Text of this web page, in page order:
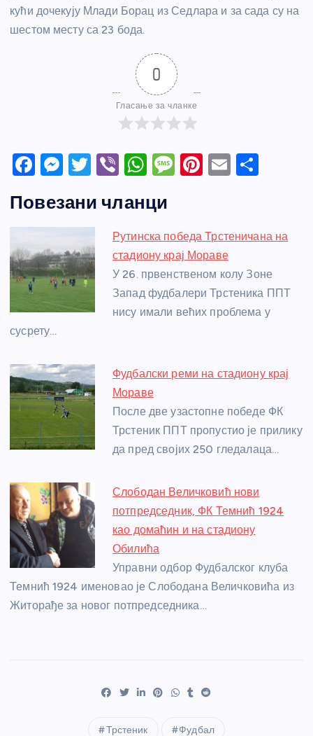
кући дочекују Млади Борац из Седлара и за сада су на
шестом месту са 23 бода.
0
Гласање за чланке
F
c
e
b
o
o
k
M
ss
e
n
g
er
T
itt
er
Vi
er
W
at
s
A
p
p
M
a
g
e
Pi
e
st
E
e
Повезани чланци
Рутинска победа Трстеничана на
стадиону крај Мораве
У 26. првенственом колу Зоне
Запад фудбалери Трстеника ППТ
нису имали већих проблема у
сусрету…
Фудбалски реми на стадиону крај
Мораве
После две узастопне победе ФК
Трстеник ППТ пропустио је прилику
да пред својих 250 гледалаца…
Слободан Величковић нови
потпредседник, ФК Темнић 1924
као домаћин и на стадиону
Обилића
Управни одбор Фудбалског клуба
Темнић 1924 именовао је Слободана Величковића из
Житорађе за новог потпредседника…
Трстеник Фудбал